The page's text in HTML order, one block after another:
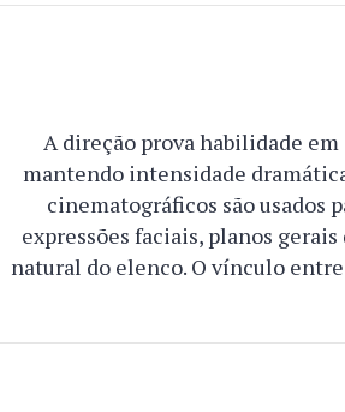
A direção prova habilidade
mantendo intensidade
cinematográficos são usados
expressões faciais, planos
natural do elenco. O vínculo